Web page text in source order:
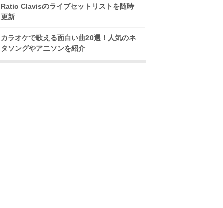
Ratio Clavisのライブセットリストを随時
更新
カラオケで歌える面白い曲20選！人気のネ
タソングやアニソンを紹介